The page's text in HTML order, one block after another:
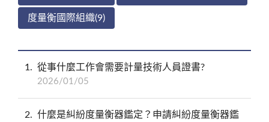
度量衡國際組織(9)
1 從事什麼工作會需要計量技術人員證書?
2026/01/05
2
什麼是糾紛度量衡器鑑定？申請糾紛度量衡器鑑